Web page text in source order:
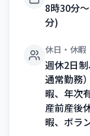
8時30分
分)
休日・休暇
週休2日
通常勤務
暇、年次
産前産後
暇、ボラ